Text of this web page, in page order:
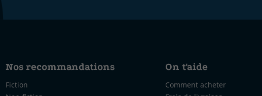
Nos recommandations
Fiction
On t'aide
Comment acheter